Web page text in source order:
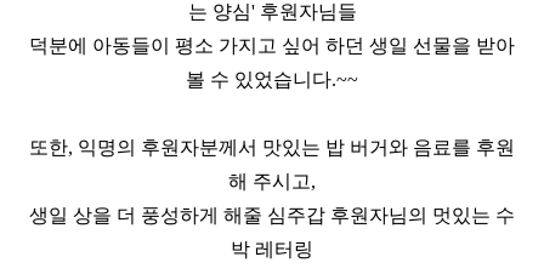
는 양심' 후원자님들
덕분에 아동들이 평소 가지고 싶어 하던 생일 선물을 받아
볼 수 있었습니다.~~
또한, 익명의 후원자분께서 맛있는 밥 버거와 음료를 후원
해 주시고,
생일 상을 더 풍성하게 해줄 심주갑 후원자님의 멋있는 수
박 레터링